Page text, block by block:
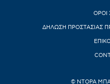
ΟΡΟΙ
ΔΗΛΩΣΗ ΠΡΟΣΤΑΣΙΑΣ
© ΝΤΟΡΑ